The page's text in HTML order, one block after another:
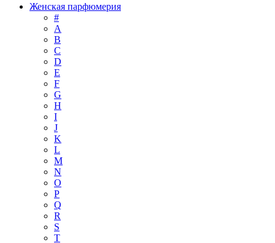
Женская парфюмерия
#
А
B
C
D
E
F
G
H
I
J
K
L
M
N
O
P
Q
R
S
T